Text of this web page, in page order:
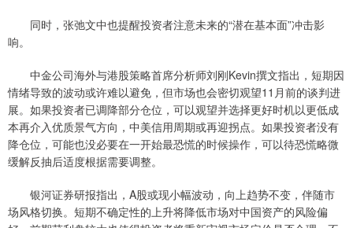
同时，张弛文中也提醒投资者注意未来的“潜在基本面”冲击影
响。
中金公司海外与港股策略首席分析师刘刚Kevin撰文指出，短期因
情绪导致的波动或许难以避免，但市场也会密切观望11月前的谈判进
展。如果投资者已调降部分仓位，可以观望并选择更好时机以更低成
本再介入优质景气方向，中美信用周期或再迎拐点。如果投资者没有
降仓位，可能也没必要在一开始最恐慌的时候操作，可以待恐慌略微
缓解反抽后适度根据需要调整。
银河证券研报指出，A股或现小幅波动，向上趋势不变，伴随市
场风格切换。短期不确定性的上升将降低市场对中国资产的风险偏